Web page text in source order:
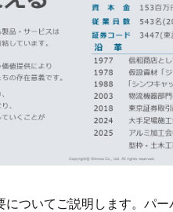
についてご説明します。パ